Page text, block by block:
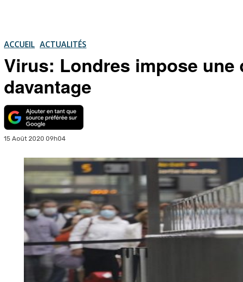
ACCUEIL ACTUALITÉS
Virus: Londres impose une
davantage
15 Août 2020 09h04